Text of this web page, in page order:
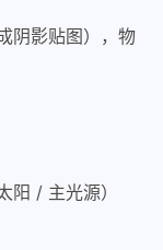
阴影贴图），物
/ 主光源）